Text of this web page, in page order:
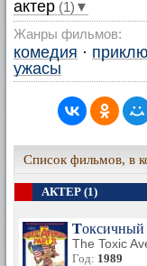
актер (1)▼
Жанры фильмов:
комедия ·
ужасы
Список фильмов, в
АКТЕР (1)
The Toxic
Год: 1989